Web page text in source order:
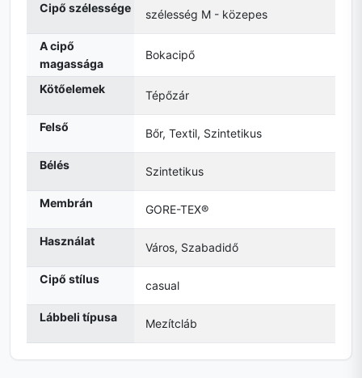
Cipő szélessége szélesség M - közepes
A cipő
magassága
Bokacipő
Kötőelemek Tépőzár
Felső Bőr, Textil, Szintetikus
Bélés Szintetikus
Membrán GORE-TEX®
Használat Város, Szabadidő
Cipő stílus casual
Lábbeli típusa Mezítcláb